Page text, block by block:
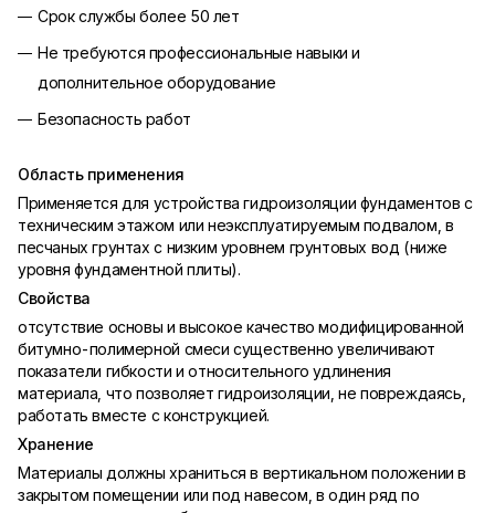
Срок службы более 50 лет
Не требуются профессиональные навыки и
дополнительное оборудование
Безопасность работ
Область применения
Применяется для устройства гидроизоляции фундаментов с
техническим этажом или неэксплуатируемым подвалом, в
песчаных грунтах с низким уровнем грунтовых вод (ниже
уровня фундаментной плиты).
Свойства
отсутствие основы и высокое качество модифицированной
битумно-полимерной смеси существенно увеличивают
показатели гибкости и относительного удлинения
материала, что позволяет гидроизоляции, не повреждаясь,
работать вместе с конструкцией.
Хранение
Материалы должны храниться в вертикальном положении в
закрытом помещении или под навесом, в один ряд по